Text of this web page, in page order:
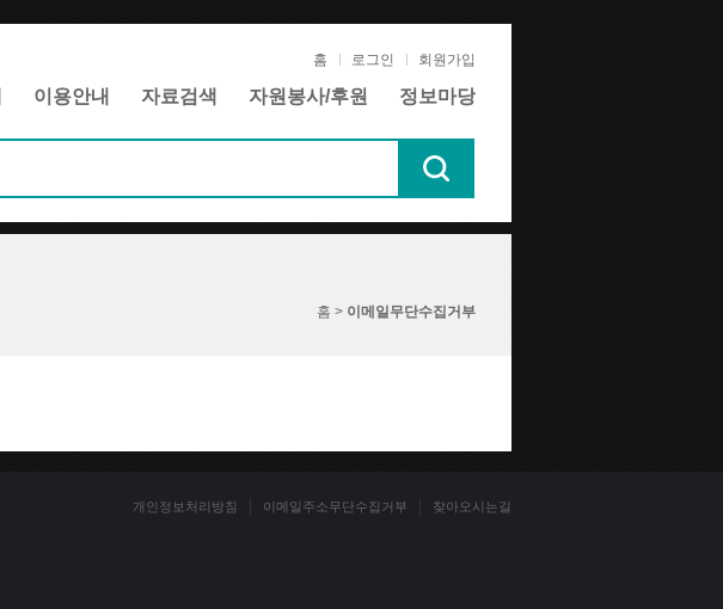
홈 로그인 회원가입
이용안내 자료검색 자원봉사/후원 정보마당
홈 > 이메일무단수집거부
개인정보처리방침 이메일주소무단수집거부 찾아오시는길